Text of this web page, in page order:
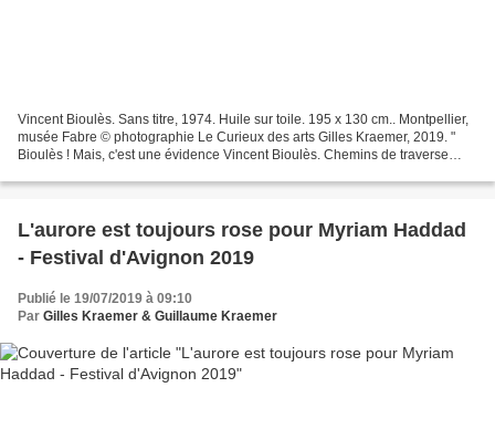
Vincent Bioulès. Sans titre, 1974. Huile sur toile. 195 x 130 cm.. Montpellier,
musée Fabre © photographie Le Curieux des arts Gilles Kraemer, 2019. "
Bioulès ! Mais, c'est une évidence Vincent Bioulès. Chemins de traverse
L'aurore est toujours rose pour Myriam Haddad
- Festival d'Avignon 2019
Publié le 19/07/2019 à 09:10
Par Gilles Kraemer & Guillaume Kraemer